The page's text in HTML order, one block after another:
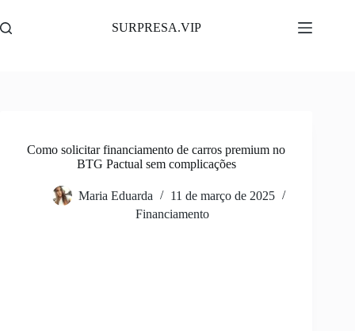
para
o
SURPRESA.VIP
Como solicitar financiamento de carros premium no
BTG Pactual sem complicações
Maria Eduarda
11 de março de 2025
Financiamento